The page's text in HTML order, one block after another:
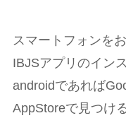
スマートフォンを
IBJSアプリのイン
androidであれば
AppStoreで見つけ